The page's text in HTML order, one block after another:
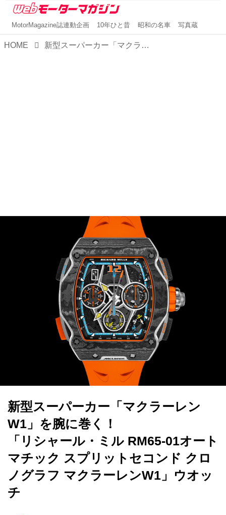
MotorMagazine誌連動企画 10年ひと昔 昭和の名車 写真蔵
HOME 新型スーパーカー「マクラーレンW1」を腕に巻く！ 「リシャール・ミル RM65-01オートマチック スプリットセコンド クロノグラフ マクラーレンW1」ウオッチ
新型スーパーカー「マクラーレン
W1」を腕に巻く！
「リシャール・ミル RM65-01オート
マチック スプリットセコンド クロ
ノグラフ マクラーレンW1」ウオッ
チ